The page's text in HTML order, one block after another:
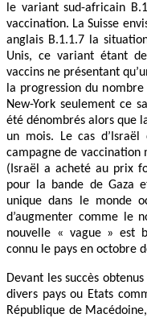
le variant sud-africain
vaccination. La Suisse
anglais B.1.1.7 la
Unis, ce variant étant
vaccins ne présentant
la progression du
New-York seulement ce
été dénombrés alors que
un mois. Le cas
campagne de vaccination
(Israël a acheté au prix
pour la bande de Gaza
unique dans le monde
d’augmenter comme le
nouvelle « vague » est
connu le pays en octobre
Devant les succès
divers pays ou Etats
République de